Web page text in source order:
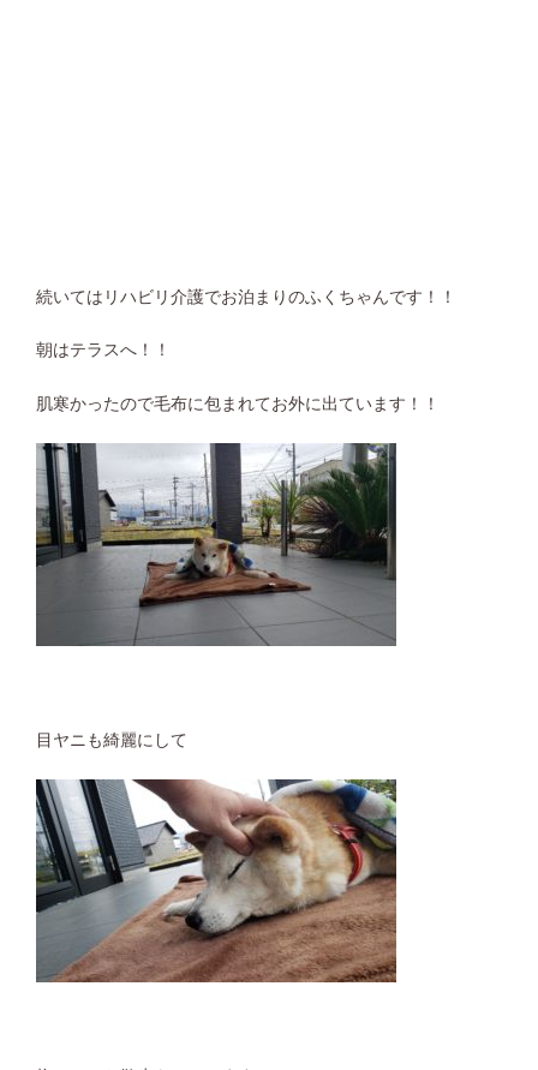
続いてはリハビリ介護でお泊まりのふくちゃんです！！
朝はテラスへ！！
肌寒かったので毛布に包まれてお外に出ています！！
目ヤニも綺麗にして